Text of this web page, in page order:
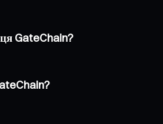
GateChain?